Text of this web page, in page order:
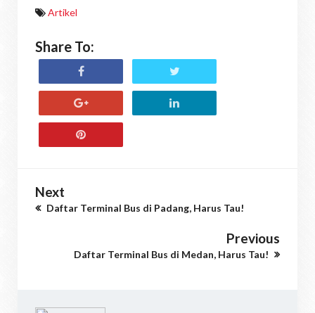
Artikel
Share To:
Next
Daftar Terminal Bus di Padang, Harus Tau!
Previous
Daftar Terminal Bus di Medan, Harus Tau!